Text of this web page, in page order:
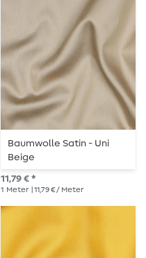
Baumwolle Satin - Uni
Beige
11,79 € *
1 Meter | 11,79 € / Meter